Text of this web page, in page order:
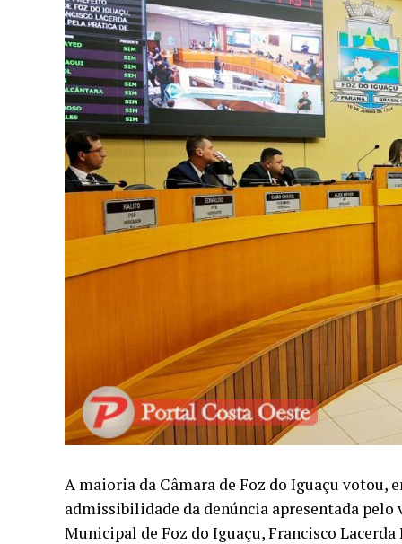
A maioria da Câmara de Foz do Iguaçu votou,
admissibilidade da denúncia apresentada
Municipal de Foz do Iguaçu, Francisco